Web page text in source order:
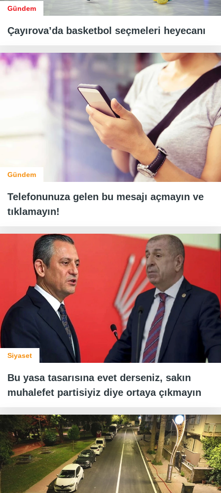
Gündem
Çayırova’da basketbol seçmeleri heyecanı
Gündem
Telefonunuza gelen bu mesajı açmayın ve
tıklamayın!
Siyaset
Bu yasa tasarısına evet derseniz, sakın
muhalefet partisiyiz diye ortaya çıkmayın